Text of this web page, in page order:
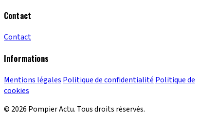
Contact
Contact
Informations
Mentions légalesPolitique de confidentialitéPolitique de
cookies
© 2026 Pompier Actu. Tous droits réservés.